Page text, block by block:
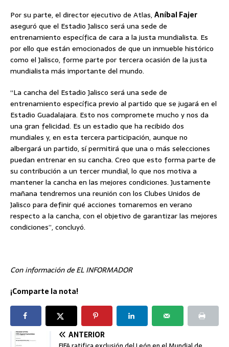
Por su parte, el director ejecutivo de Atlas,Aníbal Fajer
aseguró que el Estadio Jalisco será una sede de
entrenamiento específica de cara a la justa mundialista. Es
por ello que están emocionados de que un inmueble histórico
como el Jalisco, forme parte por tercera ocasión de la justa
mundialista más importante del mundo.
“La cancha del Estadio Jalisco será una sede de
entrenamiento específica previo al partido que se jugará en el
Estadio Guadalajara. Esto nos compromete mucho y nos da
una gran felicidad. Es un estadio que ha recibido dos
mundiales y, en esta tercera participación, aunque no
albergará un partido, sí permitirá que una o más selecciones
puedan entrenar en su cancha. Creo que esto forma parte de
su contribución a un tercer mundial, lo que nos motiva a
mantener la cancha en las mejores condiciones. Justamente
mañana tendremos una reunión con los Clubes Unidos de
Jalisco para definir qué acciones tomaremos en verano
respecto a la cancha, con el objetivo de garantizar las mejores
condiciones”, concluyó.
Con información de EL INFORMADOR
¡Comparte la nota!
ANTERIOR